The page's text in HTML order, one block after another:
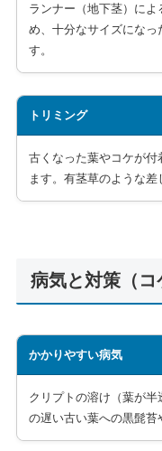
ランナー（地下茎）に
め、十分なサイズになっ
す。
トリミング
古くなった葉やコケが付
ます。有茎草のような差
病気と対策（
かかりやすい病気
クリプトの溶け（葉が
の遅い古い葉への黒髭苔